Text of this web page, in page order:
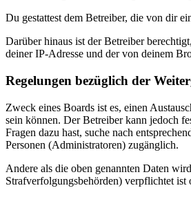
Du gestattest dem Betreiber, die von dir
Darüber hinaus ist der Betreiber
deiner IP-Adresse und der von deinem
Regelungen bezüglich der
Zweck eines Boards ist es, einen
sein können. Der Betreiber kann jedoch
Fragen dazu hast, suche nach
Personen (Administratoren) zugänglich.
Andere als die oben genannten Daten
Strafverfolgungsbehörden) verpflichtet